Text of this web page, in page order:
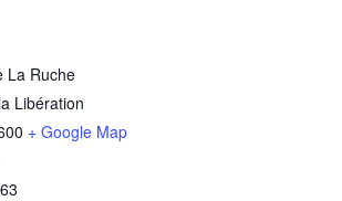
La Ruche
Libération
+ Google Map